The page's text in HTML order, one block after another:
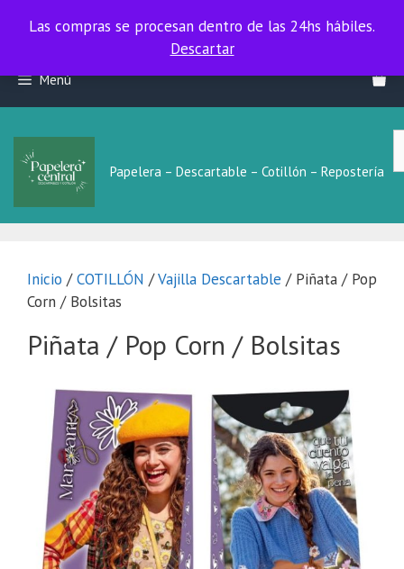
Las compras se procesan dentro de las 24hs hábiles.
Las compras se procesan dentro de las 24hs hábiles.
Descartar
contenido
Menú
Papelera – Descartable – Cotillón – Repostería
Inicio /COTILLÓN /Vajilla Descartable / Piñata / Pop
Corn / Bolsitas
Piñata / Pop Corn / Bolsitas